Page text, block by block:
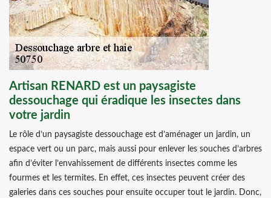
Artisan RENARD est un paysagiste
dessouchage qui éradique les insectes dans
votre jardin
Le rôle d’un paysagiste dessouchage est d’aménager un jardin, un
espace vert ou un parc, mais aussi pour enlever les souches d’arbres
afin d’éviter l’envahissement de différents insectes comme les
fourmes et les termites. En effet, ces insectes peuvent créer des
galeries dans ces souches pour ensuite occuper tout le jardin. Donc,